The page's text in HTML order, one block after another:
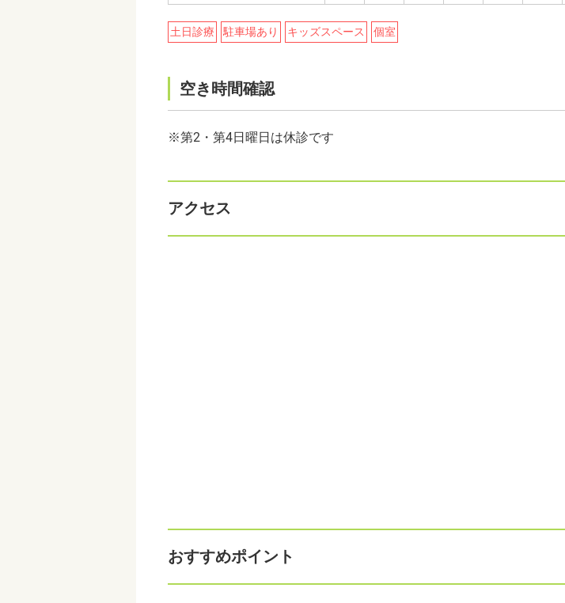
土日診療 駐車場あり キッズスペース 個室
空き時間確認
※第2・第4日曜日は休診です
アクセス
おすすめポイント